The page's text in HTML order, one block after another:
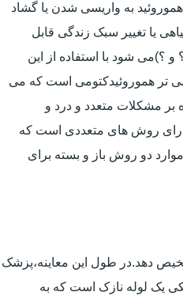
به واریسی شدن یا گشاد
یا تغییر سبک زندگی قابل
؟)می شود با استفاده از این
تر هموروئیدکتومی است که می
بر مشکلات متعدد و درد و
روش های متعددی است که
دو روش باز و بسته برای
دهد.در طول این معاینه،پزشک
یک لوله نازک است که به